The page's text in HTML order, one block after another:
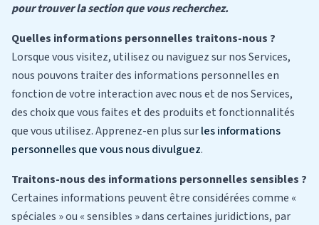
pour trouver la section que vous recherchez.
Quelles informations personnelles traitons-nous ?
Lorsque vous visitez, utilisez ou naviguez sur nos Services,
nous pouvons traiter des informations personnelles en
fonction de votre interaction avec nous et de nos Services,
des choix que vous faites et des produits et fonctionnalités
que vous utilisez. Apprenez-en plus surles informations
personnelles que vous nous divulguez.
Traitons-nous des informations personnelles sensibles ?
Certaines informations peuvent être considérées comme «
spéciales » ou « sensibles » dans certaines juridictions, par